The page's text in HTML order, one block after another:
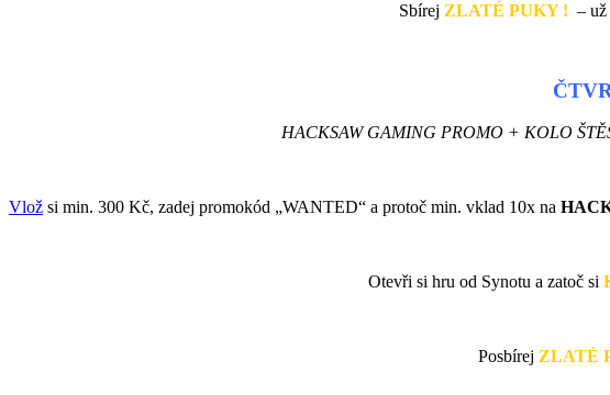
Sbírej ZLATÉ PUKY ! –
HACKSAW GAMING PROMO + KOLO
Vlož si min. 300 Kč, zadej promokód „WANTED“ a protoč min. vklad 10x na
Otevři si hru od Synotu a zatoč si
Posbírej ZLATÉ